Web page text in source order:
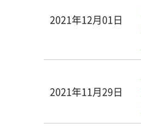
2021年12月01日
2021年11月29日